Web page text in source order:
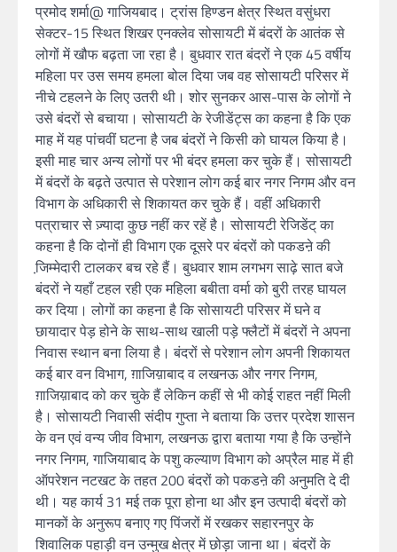
प्रमोद शर्मा@ गाजियबाद। ट्रांस हिण्डन क्षेत्र स्थित वसुंधरा
सेक्टर-15 स्थित शिखर एनक्लेव सोसायटी में बंदरों के आतंक से
लोगों में खौफ बढ़ता जा रहा है। बुधवार रात बंदरों ने एक 45 वर्षीय
महिला पर उस समय हमला बोल दिया जब वह सोसायटी परिसर में
नीचे टहलने के लिए उतरी थी। शोर सुनकर आस-पास के लोगों ने
उसे बंदरों से बचाया। सोसायटी के रेजीडेंट्स का कहना है कि एक
माह में यह पांचवीं घटना है जब बंदरों ने किसी को घायल किया है।
इसी माह चार अन्य लोगों पर भी बंदर हमला कर चुके हैं। सोसायटी
में बंदरों के बढ़ते उत्पात से परेशान लोग कई बार नगर निगम और वन
विभाग के अधिकारी से शिकायत कर चुके हैं। वहीं अधिकारी
पत्राचार से ज़्यादा कुछ नहीं कर रहें है। सोसायटी रेजिडेंट् का
कहना है कि दोनों ही विभाग एक दूसरे पर बंदरों को पकडऩे की
जि़म्मेदारी टालकर बच रहे हैं। बुधवार शाम लगभग साढ़े सात बजे
बंदरों ने यहाँ टहल रही एक महिला बबीता वर्मा को बुरी तरह घायल
कर दिया। लोगों का कहना है कि सोसायटी परिसर में घने व
छायादार पेड़ होने के साथ-साथ खाली पड़े फ्लैटों में बंदरों ने अपना
निवास स्थान बना लिया है। बंदरों से परेशान लोग अपनी शिकायत
कई बार वन विभाग, ग़ाजिय़ाबाद व लखनऊ और नगर निगम,
ग़ाजिय़ाबाद को कर चुके हैं लेकिन कहीं से भी कोई राहत नहीं मिली
है। सोसायटी निवासी संदीप गुप्ता ने बताया कि उत्तर प्रदेश शासन
के वन एवं वन्य जीव विभाग, लखनऊ द्वारा बताया गया है कि उन्होंने
नगर निगम, गाजियाबाद के पशु कल्याण विभाग को अप्रैल माह में ही
ऑपरेशन नटखट के तहत 200 बंदरों को पकडऩे की अनुमति दे दी
थी। यह कार्य 31 मई तक पूरा होना था और इन उत्पादी बंदरों को
मानकों के अनुरूप बनाए गए पिंजरों में रखकर सहारनपुर के
शिवालिक पहाड़ी वन उन्मुख क्षेत्र में छोड़ा जाना था। बंदरों के